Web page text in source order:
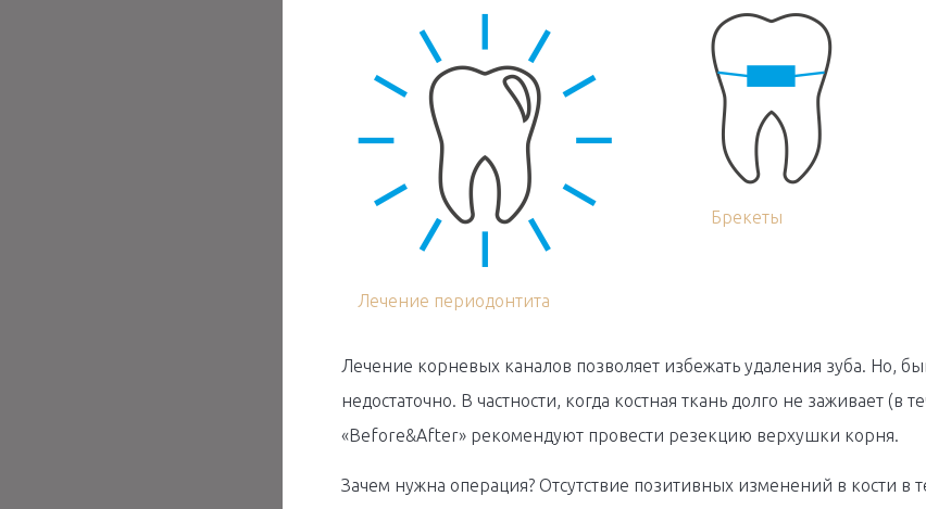
Лечение периодонтита
Брекеты
Лечение корневых каналов позволяет избежать удаления зуба. Но,
недостаточно. В частности, когда костная ткань долго не заживает (в
«Before&After» рекомендуют провести резекцию верхушки корня.
Зачем нужна операция? Отсутствие позитивных изменений в кости в